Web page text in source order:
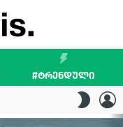
#ᲢᲠᲔᲜᲓᲣᲚᲘ
SKIN